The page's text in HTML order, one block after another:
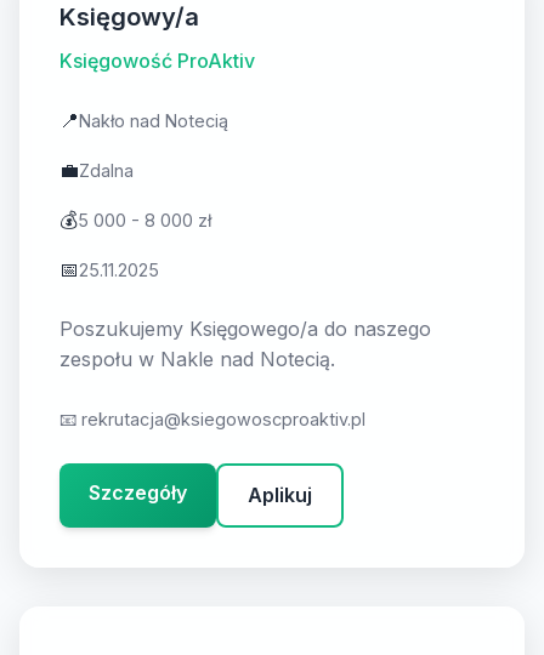
Księgowy/a
Księgowość ProAktiv
📍Nakło nad Notecią
💼Zdalna
💰5 000 - 8 000 zł
📅25.11.2025
Poszukujemy Księgowego/a do naszego
zespołu w Nakle nad Notecią.
📧 rekrutacja@ksiegowoscproaktiv.pl
Szczegóły Aplikuj